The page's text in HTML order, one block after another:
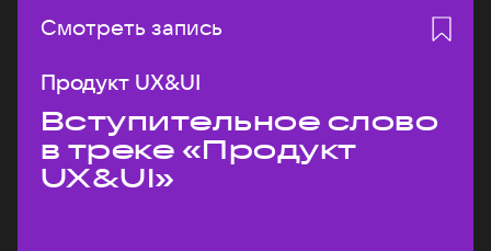
Смотреть запись
Продукт UX&UI
Вступительное слово
в треке «Продукт
UX&UI»